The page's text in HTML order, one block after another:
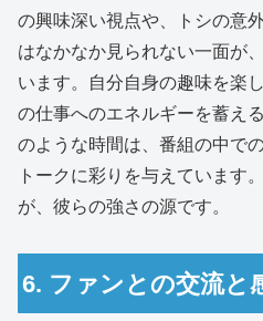
の興味深い視点や、トシの意
はなかなか見られない一面が
います。自分自身の趣味を楽
の仕事へのエネルギーを蓄え
のような時間は、番組の中で
トークに彩りを与えています
が、彼らの強さの源です。
6. ファンとの交流と